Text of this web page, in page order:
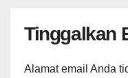
Tinggalkan
Alamat email Anda